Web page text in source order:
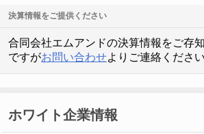
決算情報をご提供ください
合同会社エムアンドの決算情報をご存
ですがお問い合わせよりご連絡ください
ホワイト企業情報